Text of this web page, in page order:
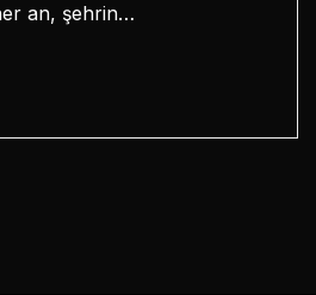
an, şehrin…